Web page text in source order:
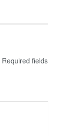
Required fields